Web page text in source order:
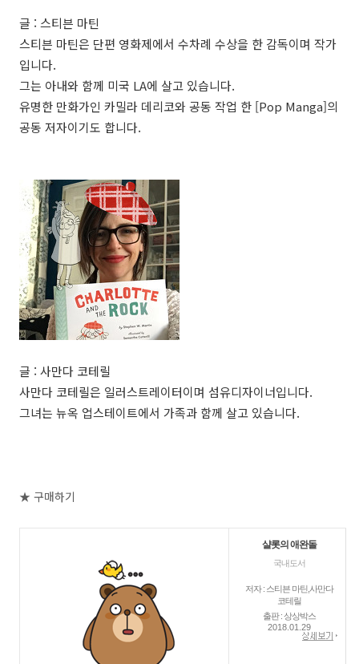
글 : 스티븐 마틴
스티븐 마틴은 단편 영화제에서 수차례 수상을 한 감독이며 작가
입니다.
그는 아내와 함께 미국 LA에 살고 있습니다.
유명한 만화가인 카밀라 데리코와 공동 작업 한 [Pop Manga]의
공동 저자이기도 합니다.
글 : 사만다 코테릴
사만다 코테릴은 일러스트레이터이며 섬유디자이너입니다.
그녀는 뉴옥 업스테이트에서 가족과 함께 살고 있습니다.
★ 구매하기
샬롯의 애완돌
국내도서
저자 : 스티븐 마틴,사만다
코테릴
출판 : 상상박스
2018.01.29